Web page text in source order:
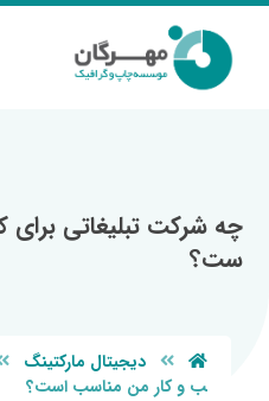
چه شرکت تبلیغاتی
ست؟
دیجیتال مارکتینگ
ب و کار من مناسب است؟